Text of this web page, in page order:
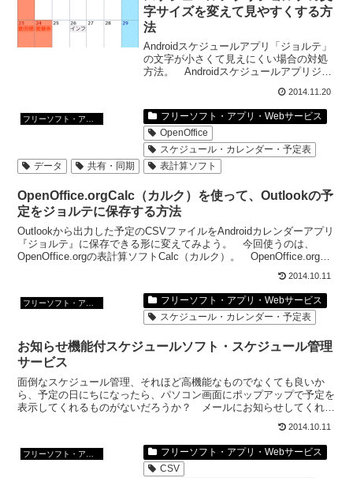
字サイズを変えて見やすくする方
法
Androidスケジュールアプリ「ジョルテ」
の文字が小さくて見えにくい場合の対処
方法。 Androidスケジュールアプリジョ
ケジュールアプリのうちでも、評判の高
いジョルテ。 でも、文字が小さくて見
えにくい...
2014.11.20
フリーソフト・アプリ・Webサービス
OpenOffice
スケジュール・カレンダー・予定表
データ
共有・同期 表計算ソフト
OpenOffice.orgCalc（カルク）を使って、Outlookの予
定をジョルテに保存する方法
Outlookから出力した予定のCSVファイルをAndroidカレンダーアプリ
『ジョルテ』に保存できる形に変えてみよう。 今回使うのは、
OpenOffice.orgの表計算ソフトCalc（カルク）。 OpenOffice.orgの
2014.10.11
フリーソフト・アプリ・Webサービス
スケジュール・カレンダー・予定表
お知らせ機能付スケジュールソフト・スケジュール管理
サービス
面倒なスケジュール管理、それほど高機能なものでなくても良いか
ら、予定の日にちになったら、パソコン画面にポップアップで予定を
表示してくれるものがないだろうか？ メールにお知らせしてくれる
2014.10.11
フリーソフト・アプリ・Webサービス
CSV